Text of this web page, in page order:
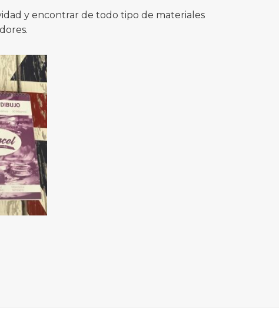
y encontrar de todo tipo de materiales